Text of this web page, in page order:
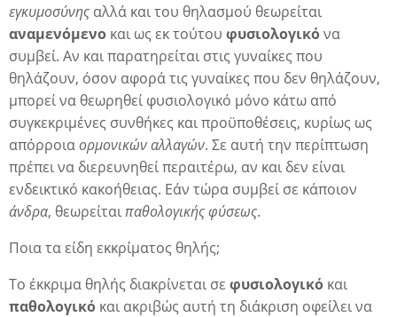
εγκυμοσύνηςαλλά και του θηλασμού θεωρείται
αναμενόμενο και ως εκ τούτου φυσιολογικόνα
συμβεί. Αν και παρατηρείται στις γυναίκες που
θηλάζουν, όσον αφορά τις γυναίκες που δεν θηλάζουν,
μπορεί να θεωρηθεί φυσιολογικό μόνο κάτω από
συγκεκριμένες συνθήκες και προϋποθέσεις, κυρίως ως
απόρροιαορμονικών αλλαγών. Σε αυτή την περίπτωση
πρέπει να διερευνηθεί περαιτέρω, αν και δεν είναι
ενδεικτικό κακοήθειας. Εάν τώρα συμβεί σε κάποιον
άνδρα, θεωρείταιπαθολογικής φύσεως.
Ποια τα είδη εκκρίματος θηλής;
Το έκκριμα θηλής διακρίνεται σε φυσιολογικό και
παθολογικό και ακριβώς αυτή τη διάκριση οφείλει να